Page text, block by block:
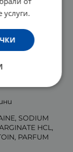
SODIUM
HCL,
PARFUM
услуги.